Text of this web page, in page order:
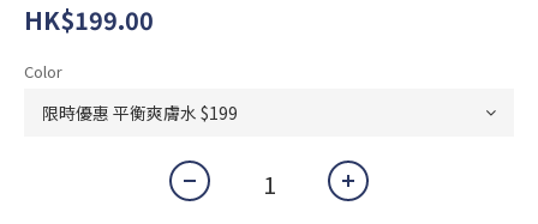
HK$199.00
Color